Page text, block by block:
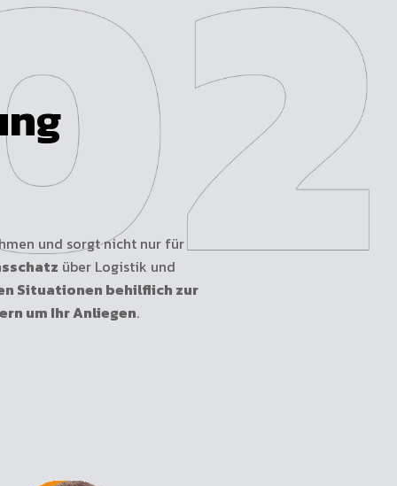
und sorgt nicht nur für
über Logistik und
Situationen behilflich zur
um Ihr Anliegen.